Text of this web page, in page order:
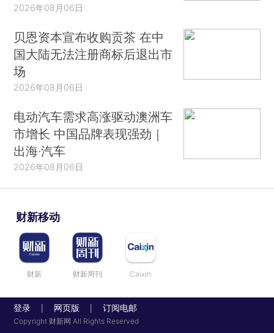
2026年08月06日
贝恩资本宣布收购贡茶 在中
国大陆无法注册商标后退出市
场
2026年08月06日
电动汽车需求高涨驱动澳洲车
市增长 中国品牌表现强劲｜
出海·汽车
2026年08月06日
财新移动
财新 财新周刊 Caixin
登录 网页版 订阅电邮
Copyright 财新网 All Rights Reserved